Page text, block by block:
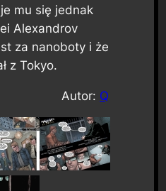
mu się jednak
Alexandrov
za nanoboty i że
z Tokyo.
Autor: Q